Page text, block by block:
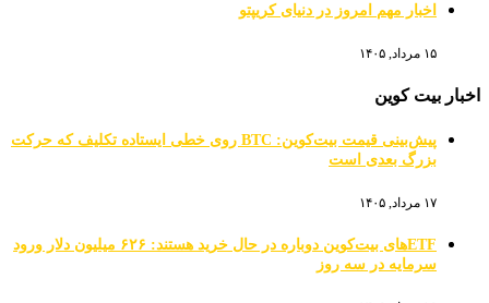
اخبار مهم امروز در دنیای کریپتو
۱۵ مرداد, ۱۴۰۵
اخبار بیت کوین
پیش‌بینی قیمت بیت‌کوین: BTC روی خطی ایستاده تکلیف که حرکت
بزرگ بعدی است
۱۷ مرداد, ۱۴۰۵
ETFهای بیت‌کوین دوباره در حال خرید هستند: ۶۲۶ میلیون دلار ورود
سرمایه در سه روز